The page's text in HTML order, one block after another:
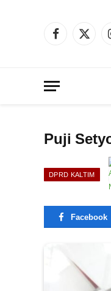
Facebook
X
Puji
DPRD KALTIM
Facebook